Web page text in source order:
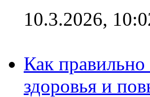
10.3.2026,
Как
здоровья и